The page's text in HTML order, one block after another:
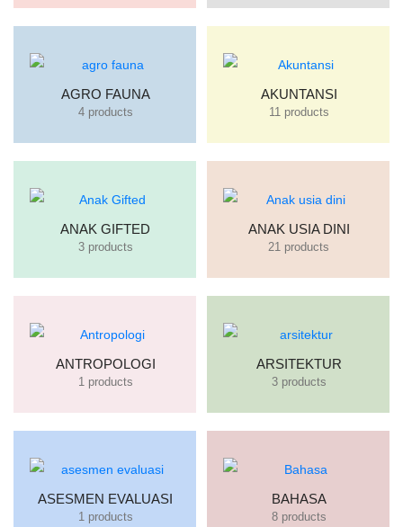
AGRO FAUNA
4 products
AKUNTANSI
11 products
ANAK GIFTED
3 products
ANAK USIA DINI
21 products
ANTROPOLOGI
1 products
ARSITEKTUR
3 products
ASESMEN EVALUASI
1 products
BAHASA
8 products